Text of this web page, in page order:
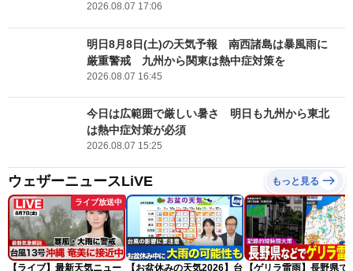
2026.08.07 17:06
明日8月8日(土)の天気予報 南西諸島は暴風雨に
厳重警戒 九州から関東は熱中症対策を
2026.08.07 16:45
今日は広範囲で厳しい暑さ 明日も九州から東北
は熱中症対策が必須
2026.08.07 15:25
ウェザーニュースLiVE もっと見る
ライブ放送中
【ライブ】最新天気ニュー
【お盆休みの天気2026】台
【ゲリラ雷雨】長野県で1